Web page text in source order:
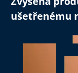
ušetřenému